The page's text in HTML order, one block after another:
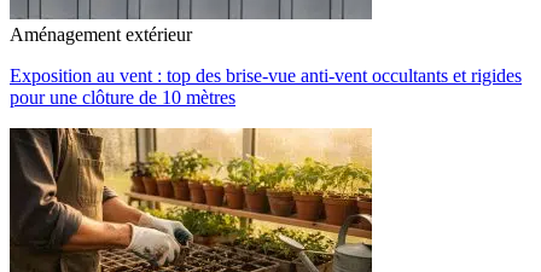
Aménagement extérieur
Exposition au vent : top des brise-vue anti-vent occultants et rigides
pour une clôture de 10 mètres